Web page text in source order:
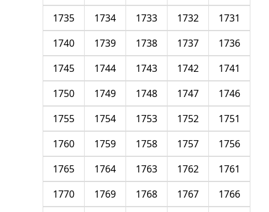
1731
1732
1733
1734
1735
1736
1737
1738
1739
1740
1741
1742
1743
1744
1745
1746
1747
1748
1749
1750
1751
1752
1753
1754
1755
1756
1757
1758
1759
1760
1761
1762
1763
1764
1765
1766
1767
1768
1769
1770